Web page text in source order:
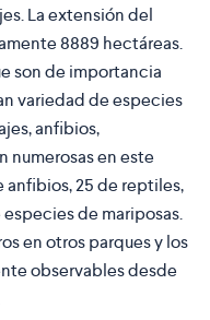
La extensión del
8889 hectáreas.
son de importancia
variedad de especies
anfibios,
numerosas en este
anfibios, 25 de reptiles,
de mariposas.
en otros parques y los
observables desde